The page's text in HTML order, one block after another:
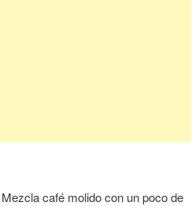
café molido con un poco de